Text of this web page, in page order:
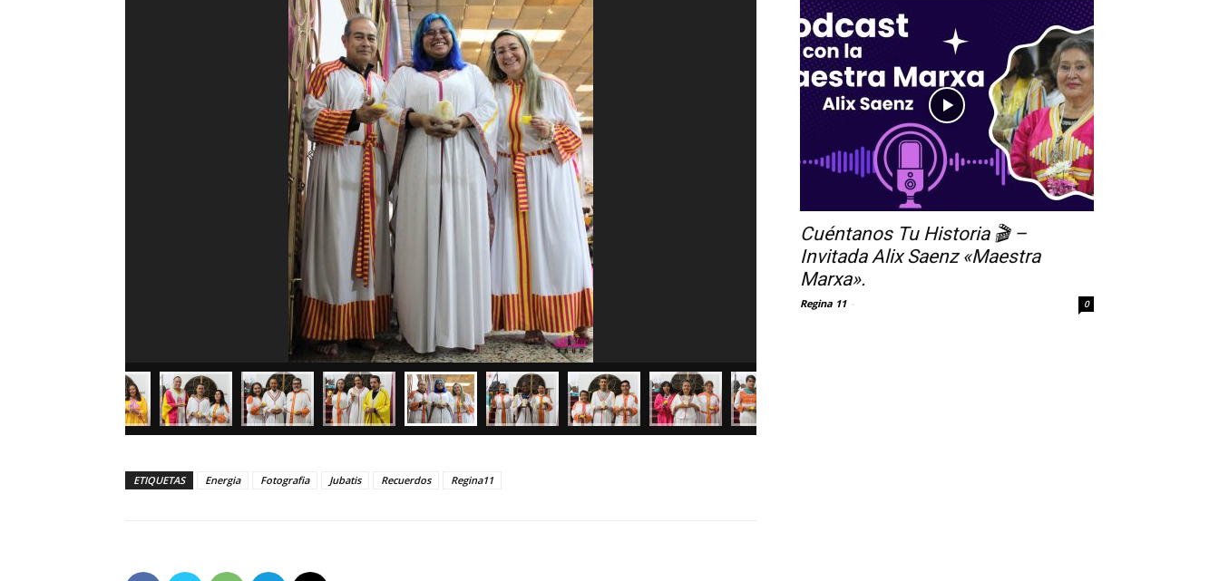
ETIQUETAS Energia Fotografia Jubatis Recuerdos Regina11
Cuéntanos Tu Historia 🎬 –
Invitada Alix Saenz «Maestra
Marxa».
Regina 11 0